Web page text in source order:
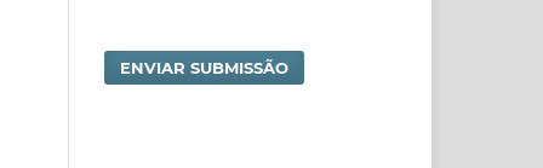
ENVIAR SUBMISSÃO